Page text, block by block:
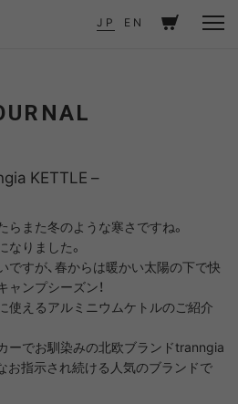
JP EN
– trangia KETTLE –
KETTLE –
また冬のような寒さですね。
りました。
すが、春からは暖かい太陽の下で快
ンプシーズン！
使えるアルミニウムケトルのご紹介
ーでお馴染みの北欧ブランドtranngia
お指示され続ける人気のブランドで